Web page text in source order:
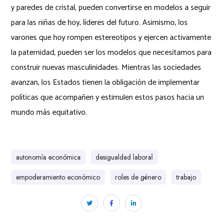
y paredes de cristal, pueden convertirse en modelos a seguir
para las niñas de hoy, líderes del futuro. Asimismo, los
varones que hoy rompen estereotipos y ejercen activamente
la paternidad, pueden ser los modelos que necesitamos para
construir nuevas masculinidades. Mientras las sociedades
avanzan, los Estados tienen la obligación de implementar
políticas que acompañen y estimulen estos pasos hacia un
mundo más equitativo.
autonomía económica
desigualdad laboral
empoderamiento económico
roles de género trabajo